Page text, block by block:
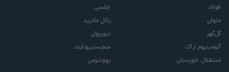
فولاد
ملوان
گل‌گهر
آلومینیوم اراک
استقلال خوزستان
چلسی
رئال مادرید
لیورپول
منچستریونایتد
یوونتوس